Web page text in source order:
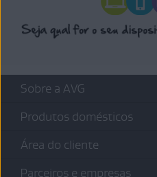
Sobre a AVG
Produtos domésticos
Área do cliente
Parceiros e empresas